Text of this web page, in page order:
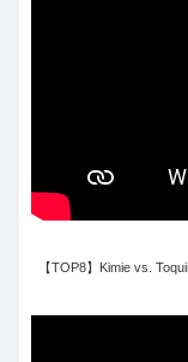
【TOP8】Kimie vs.